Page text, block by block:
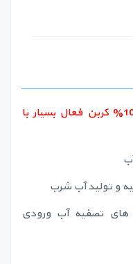
حاوی 100% کربن فعال بسیار با
و تولید آب شرب
های تصفیه آب ورودی